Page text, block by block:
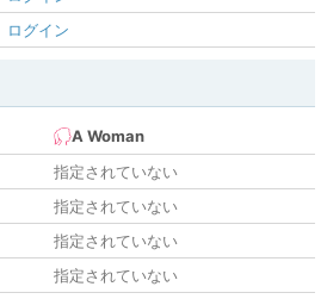
ログイン
A Woman
指定されていない
指定されていない
指定されていない
指定されていない